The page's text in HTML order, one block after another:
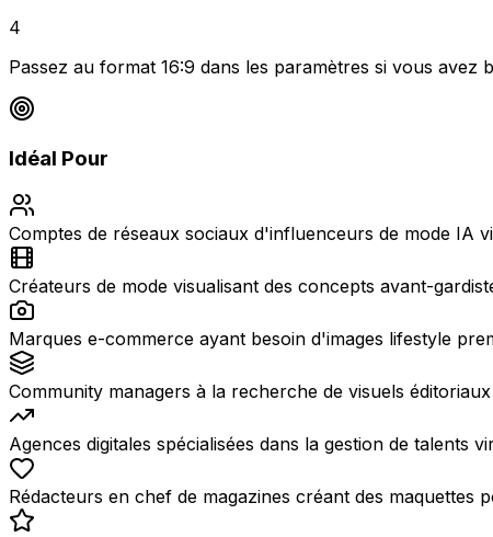
4
Passez au format 16:9 dans les paramètres si vous avez
Idéal Pour
Comptes de réseaux sociaux d'influenceurs de mode IA
Créateurs de mode visualisant des concepts avant-
Marques e-commerce ayant besoin d'images lifestyle
Community managers à la recherche de visuels
Agences digitales spécialisées dans la gestion de talents
Rédacteurs en chef de magazines créant des